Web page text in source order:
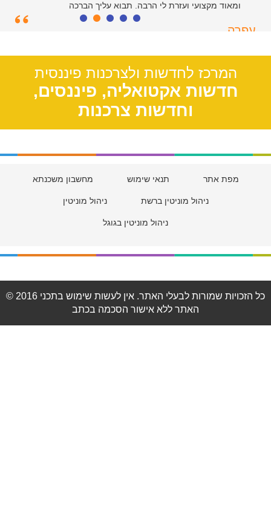
ומאוד מקצועי ועזרת לי הרבה. תבוא עליך הברכה
עפרה
המרכז לחדשות ולצרכנות פיננסית
חדשות אקטואליה, פיננסים,
וחדשות צרכנות
מפת אתר תנאי שימוש מחשבון משכנתא
ניהול מוניטין ברשת ניהול מוניטין
ניהול מוניטין בגוגל
© 2016 כל הזכויות שמורות לבעלי האתר. אין לעשות שימוש בתכני
האתר ללא אישור הסכמה בכתב